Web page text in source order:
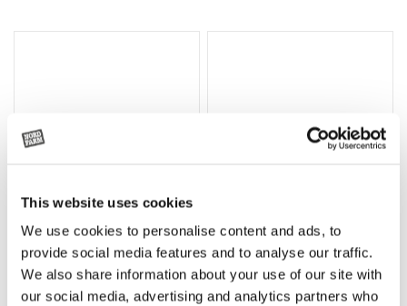
This website uses cookies
We use cookies to personalise content and ads, to
provide social media features and to analyse our traffic.
We also share information about your use of our site with
our social media, advertising and analytics partners who
Lägg till i varukorg
Rotor, komplett med slagor
OR80013456G
Grön truckknapp
A00220